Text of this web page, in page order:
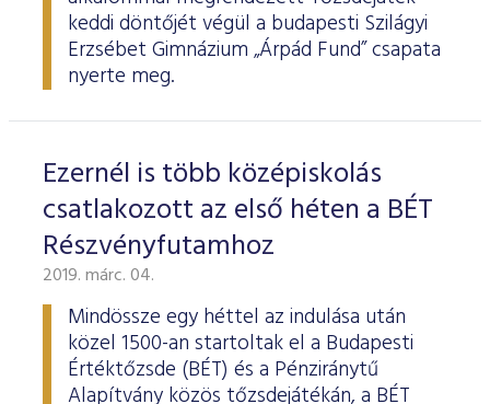
keddi döntőjét végül a budapesti Szilágyi
Erzsébet Gimnázium „Árpád Fund” csapata
nyerte meg.
Ezernél is több középiskolás
csatlakozott az első héten a BÉT
Részvényfutamhoz
2019. márc. 04.
Mindössze egy héttel az indulása után
közel 1500-an startoltak el a Budapesti
Értéktőzsde (BÉT) és a Pénziránytű
Alapítvány közös tőzsdejátékán, a BÉT